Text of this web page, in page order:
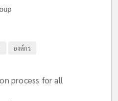
องค์กร
process for all